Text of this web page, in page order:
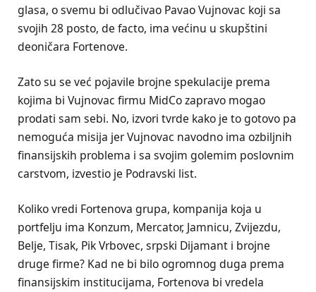
glasa, o svemu bi odlučivao Pavao Vujnovac koji sa
svojih 28 posto, de facto, ima većinu u skupštini
deoničara Fortenove.
Zato su se već pojavile brojne spekulacije prema
kojima bi Vujnovac firmu MidCo zapravo mogao
prodati sam sebi. No, izvori tvrde kako je to gotovo pa
nemoguća misija jer Vujnovac navodno ima ozbiljnih
finansijskih problema i sa svojim golemim poslovnim
carstvom, izvestio je Podravski list.
Koliko vredi Fortenova grupa, kompanija koja u
portfelju ima Konzum, Mercator, Jamnicu, Zvijezdu,
Belje, Tisak, Pik Vrbovec, srpski Dijamant i brojne
druge firme? Kad ne bi bilo ogromnog duga prema
finansijskim institucijama, Fortenova bi vredela